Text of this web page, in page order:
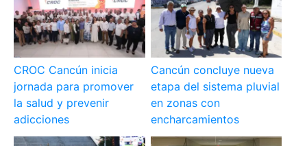
CROC Cancún inicia
jornada para promover
la salud y prevenir
adicciones
Cancún concluye nueva
etapa del sistema pluvial
en zonas con
encharcamientos